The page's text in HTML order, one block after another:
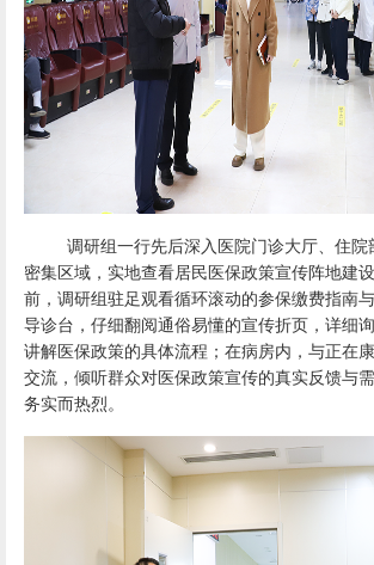
调研组一行先后深入医院门诊大厅、住院
密集区域，实地查看居民医保政策宣传阵地建
前，调研组驻足观看循环滚动的参保缴费指南
导诊台，仔细翻阅通俗易懂的宣传折页，详细
讲解医保政策的具体流程；在病房内，与正在
交流，倾听群众对医保政策宣传的真实反馈与
务实而热烈。